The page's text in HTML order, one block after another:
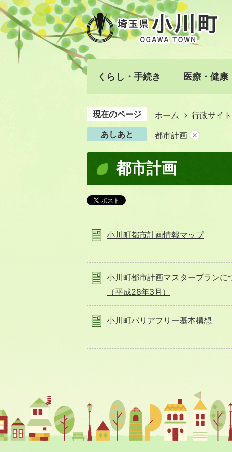
くらし・手続き 医療・健康
現在のページ ホーム 行政サイト
あしあと
都市計画
都市計画
小川町都市計画情報マップ
小川町都市計画マスタープランに
（平成28年3月）
小川町バリアフリー基本構想